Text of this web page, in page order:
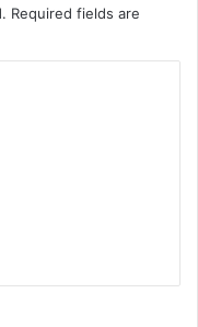
Required fields are